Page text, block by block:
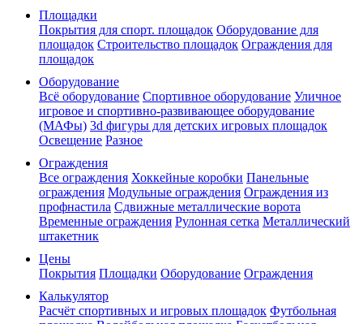
Площадки
Покрытия для спорт. площадок Оборудование для
площадок Строительство площадок Ограждения для
площадок
Оборудование
Всё оборудование Спортивное оборудование Уличное
игровое и спортивно-развивающее оборудование
(МАФы) 3d фигуры для детских игровых площадок
Освещение Разное
Ограждения
Все ограждения Хоккейные коробки Панельные
ограждения Модульные ограждения Ограждения из
профнастила Сдвижные металлические ворота
Временные ограждения Рулонная сетка Металлический
штакетник
Цены
Покрытия Площадки Оборудование Ограждения
Калькулятор
Расчёт спортивных и игровых площадок Футбольная